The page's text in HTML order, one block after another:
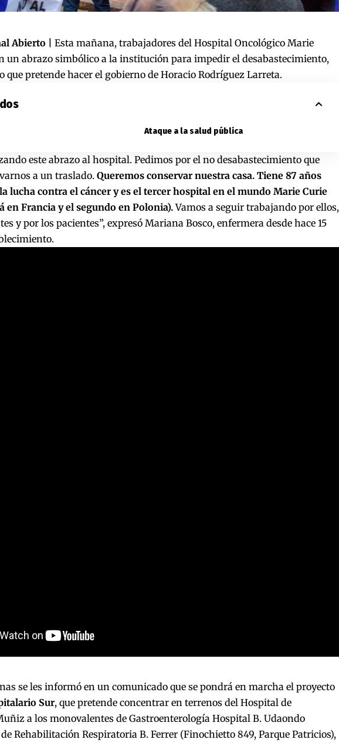
Abierto |
Esta mañana, trabajadores del Hospital Oncológico Marie
un abrazo simbólico a la institución para impedir el desabastecimiento,
que pretende hacer el gobierno de Horacio Rodríguez Larreta.
Ataque a la salud pública
este abrazo al hospital. Pedimos por el no desabastecimiento que
a un traslado. Queremos conservar nuestra casa. Tiene 87 años
lucha contra el cáncer y es el tercer hospital en el mundo Marie Curie
en Francia y el segundo en Polonia).Vamos a seguir trabajando por ellos,
y por los pacientes”, expresó Mariana Bosco, enfermera desde hace 15
se les informó en un comunicado que se pondrá en marcha el proyecto
Sur, que pretende concentrar en terrenos del Hospital de
a los monovalentes de Gastroenterología Hospital B. Udaondo
de Rehabilitación Respiratoria B. Ferrer (Finochietto 849, Parque Patricios),